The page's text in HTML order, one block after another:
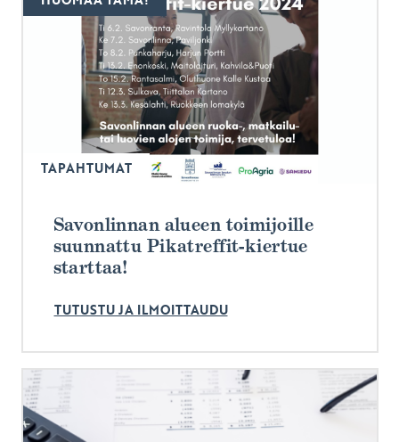
TAPAHTUMAT
Savonlinnan alueen toimijoille
suunnattu Pikatreffit-kiertue
starttaa!
TUTUSTU JA ILMOITTAUDU